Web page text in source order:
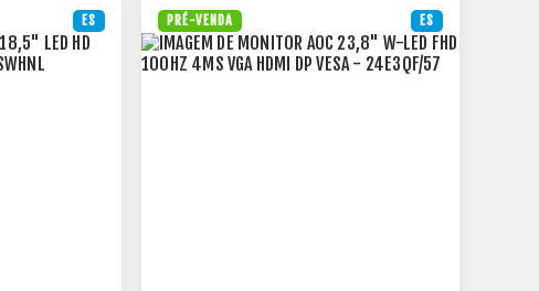
ES ES
PRÉ-VENDA